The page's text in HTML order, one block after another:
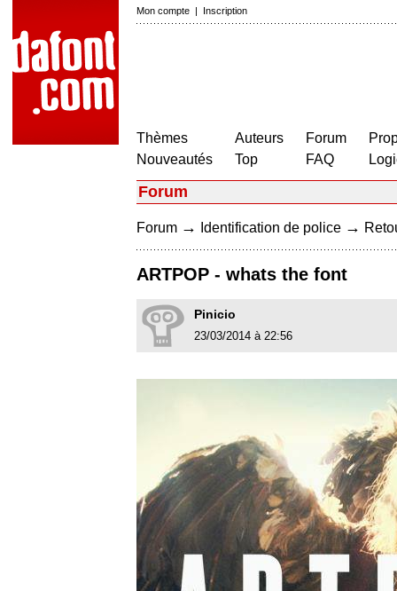
Mon compte | Inscription
Thèmes
Nouveautés
Auteurs
Top
Forum
FAQ
Forum
Forum → Identification de police →
ARTPOP - whats the font
Pinicio
23/03/2014 à 22:56